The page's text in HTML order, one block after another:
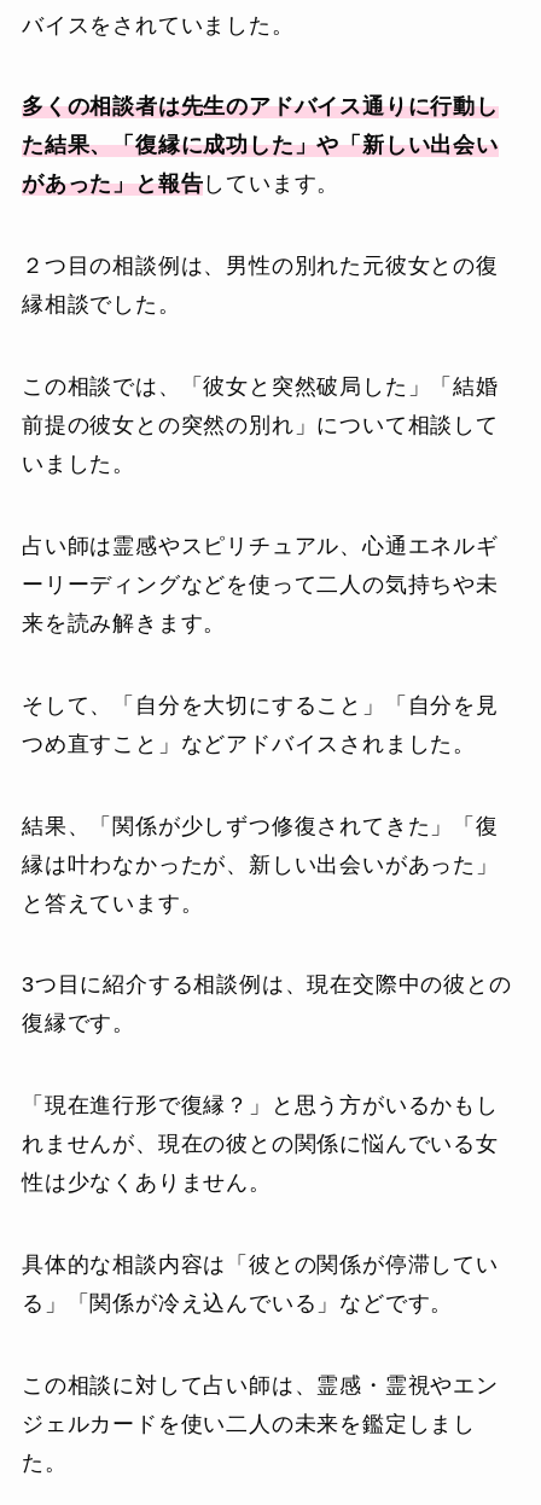
バイスをされていました。
多くの相談者は先生のアドバイス通りに行動し
た結果、「復縁に成功した」や「新しい出会い
があった」と報告 しています。
２つ目の相談例は、男性の別れた元彼女との復
縁相談でした。
この相談では、「彼女と突然破局した」「結婚
前提の彼女との突然の別れ」について相談して
いました。
占い師は霊感やスピリチュアル、心通エネルギ
ーリーディングなどを使って二人の気持ちや未
来を読み解きます。
そして、「自分を大切にすること」「自分を見
つめ直すこと」などアドバイスされました。
結果、「関係が少しずつ修復されてきた」「復
縁は叶わなかったが、新しい出会いがあった」
と答えています。
3つ目に紹介する相談例は、現在交際中の彼との
復縁です。
「現在進行形で復縁？」と思う方がいるかもし
れませんが、現在の彼との関係に悩んでいる女
性は少なくありません。
具体的な相談内容は「彼との関係が停滞してい
る」「関係が冷え込んでいる」などです。
この相談に対して占い師は、霊感・霊視やエン
ジェルカードを使い二人の未来を鑑定しまし
た。